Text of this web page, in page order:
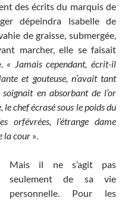
des écrits du marquis de
dépeindra lsabelle de
de graisse, submergée,
marcher, elle se faisait
« Jamais cependant, écrit-il
et gouteuse, n’avait tant
en absorbant de l’or
chef écrasé sous le poids du
orfévrées, l’étrange dame
la cour ».
Mais il ne s’agit pas
seulement de sa vie
personnelle. Pour les